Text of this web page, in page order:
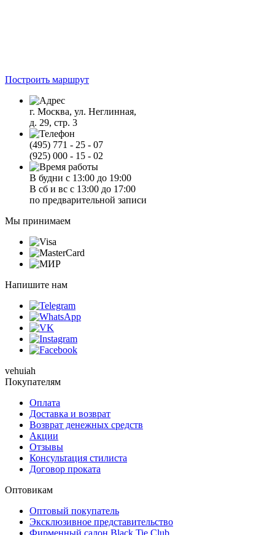
Построить маршрут
г. Москва, ул. Неглинная,
д. 29, стр. 3
(495) 771 - 25 - 07
(925) 000 - 15 - 02
В будни с 13:00 до 19:00
В сб и вс с 13:00 до 17:00
по предварительной записи
Мы принимаем
Напишите нам
vehuiah
Покупателям
Оплата
Доставка и возврат
Возврат денежных средств
Акции
Отзывы
Консультация стилиста
Договор проката
Оптовикам
Оптовый покупатель
Эксклюзивное представительство
Фирменный салон Black Tie Club